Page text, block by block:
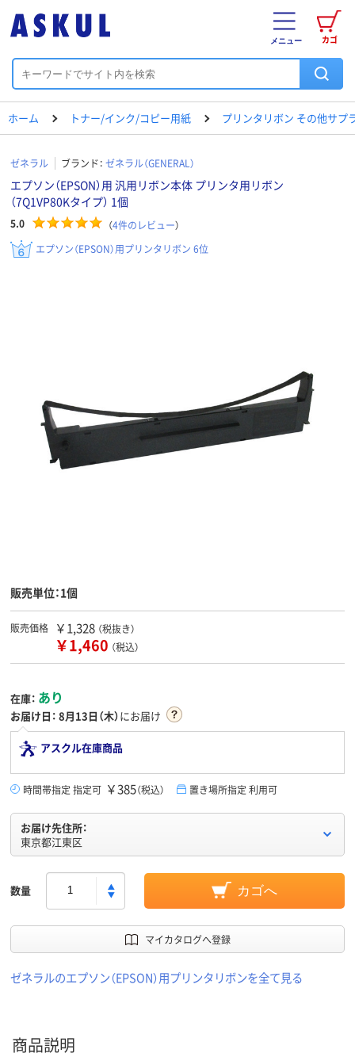
カゴ
メニュー
ホーム トナー/インク/コピー用紙 プリンタリボン その他サプ
ゼネラル ブランド： ゼネラル（GENERAL）
エプソン（EPSON）用 汎用リボン本体 プリンタ用リボン
（7Q1VP80Kタイプ） 1個
5.0 （4件のレビュー）
エプソン（EPSON）用プリンタリボン 6位
販売単位：1個
販売価格 ￥1,328 （税抜き）
￥1,460 （税込）
在庫： あり
お届け日： 8月13日（木）にお届け
アスクル在庫商品
時間帯指定 指定可 ￥385（税込） 置き場所指定 利用可
お届け先住所：
東京都江東区
数量 カゴへ
マイカタログへ登録
ゼネラルのエプソン（EPSON）用プリンタリボンを全て見る
商品説明